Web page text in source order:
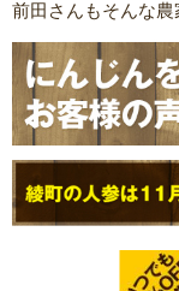
前田さんもそんな農